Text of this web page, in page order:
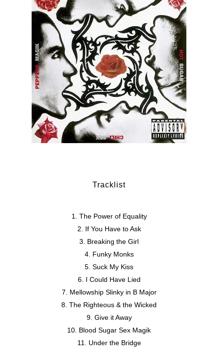
Tracklist
The Power of Equality
If You Have to Ask
Breaking the Girl
Funky Monks
Suck My Kiss
I Could Have Lied
Mellowship Slinky in B Major
The Righteous & the Wicked
Give it Away
Blood Sugar Sex Magik
Under the Bridge